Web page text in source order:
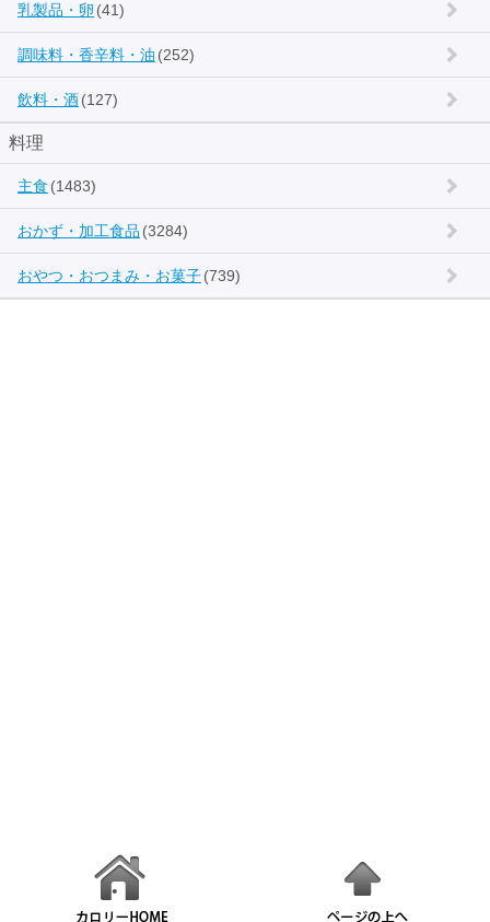
乳製品・卵 (41)
調味料・香辛料・油 (252)
飲料・酒(127)
料理
主食 (1483)
おかず・加工食品 (3284)
おやつ・おつまみ・お菓子(739)